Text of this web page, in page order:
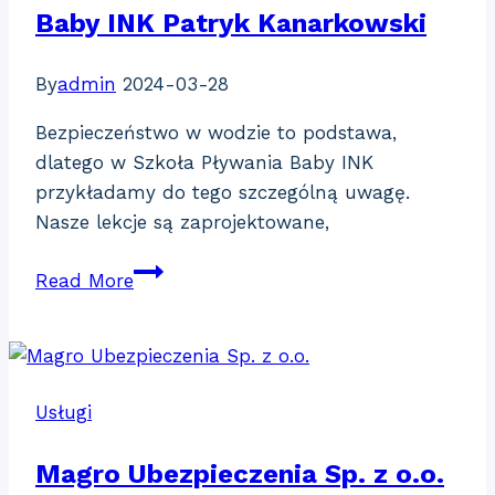
Baby INK Patryk Kanarkowski
Byadmin 2024-03-28
Bezpieczeństwo w wodzie to podstawa,
dlatego w Szkoła Pływania Baby INK
przykładamy do tego szczególną uwagę.
Nasze lekcje są zaprojektowane,
Read MoreBaby
Kanarkowski
Usługi
Magro Ubezpieczenia Sp. z o.o.